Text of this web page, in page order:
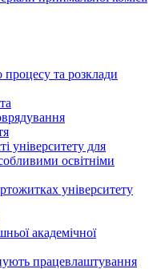
процесу та розклади
університету для
освітніми
університету
академічної
працевлаштування